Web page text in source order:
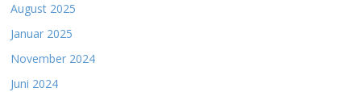
August 2025
Januar 2025
November 2024
Juni 2024